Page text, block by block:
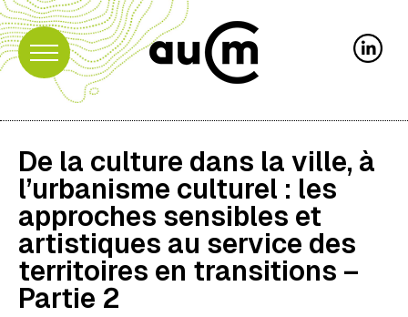
De la culture dans la ville, à
l’urbanisme culturel : les
approches sensibles et
artistiques au service des
territoires en transitions –
Partie 2